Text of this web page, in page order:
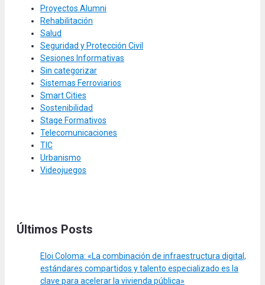
Proyectos Alumni
Rehabilitación
Salud
Seguridad y Protección Civil
Sesiones Informativas
Sin categorizar
Sistemas Ferroviarios
Smart Cities
Sostenibilidad
Stage Formativos
Telecomunicaciones
TIC
Urbanismo
Videojuegos
Últimos Posts
Eloi Coloma: «La combinación de infraestructura digital,
estándares compartidos y talento especializado es la
clave para acelerar la vivienda pública»